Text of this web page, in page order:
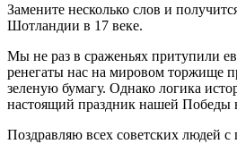
Замените несколько слов и
Шотландии в 17 веке.
Мы не раз в сраженьях притупили
ренегаты нас на мировом торжище
зеленую бумагу. Однако логика
настоящий праздник нашей Победы
Поздравляю всех советских людей